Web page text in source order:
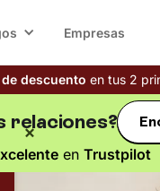
Empresas
descuento en tus 2
relaciones?
enTrustpilot